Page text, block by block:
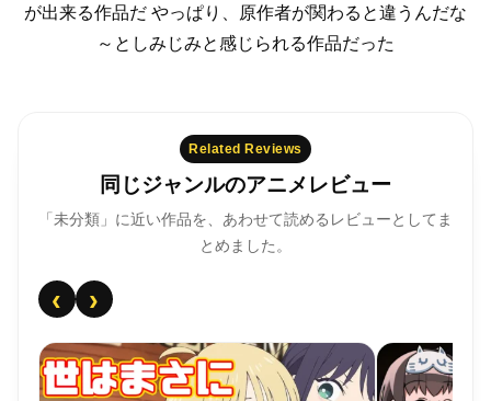
が出来る作品だ やっぱり、原作者が関わると違うんだな
～としみじみと感じられる作品だった
Related Reviews
同じジャンルのアニメレビュー
「未分類」に近い作品を、あわせて読めるレビューとしてま
とめました。
‹ ›